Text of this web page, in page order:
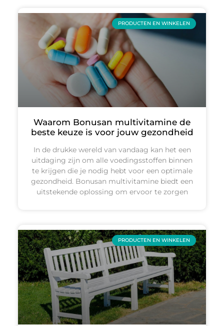
PRODUCTEN EN WINKELEN
Waarom Bonusan multivitamine de
beste keuze is voor jouw gezondheid
In de drukke wereld van vandaag kan het een
uitdaging zijn om alle voedingsstoffen binnen
te krijgen die je nodig hebt voor een optimale
gezondheid. Bonusan multivitamine biedt een
uitstekende oplossing om ervoor te zorgen
PRODUCTEN EN WINKELEN